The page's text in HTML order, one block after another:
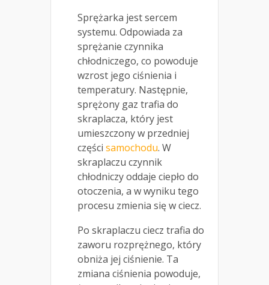
Sprężarka jest sercem
systemu. Odpowiada za
sprężanie czynnika
chłodniczego, co powoduje
wzrost jego ciśnienia i
temperatury. Następnie,
sprężony gaz trafia do
skraplacza, który jest
umieszczony w przedniej
części samochodu. W
skraplaczu czynnik
chłodniczy oddaje ciepło do
otoczenia, a w wyniku tego
procesu zmienia się w ciecz.
Po skraplaczu ciecz trafia do
zaworu rozprężnego, który
obniża jej ciśnienie. Ta
zmiana ciśnienia powoduje,